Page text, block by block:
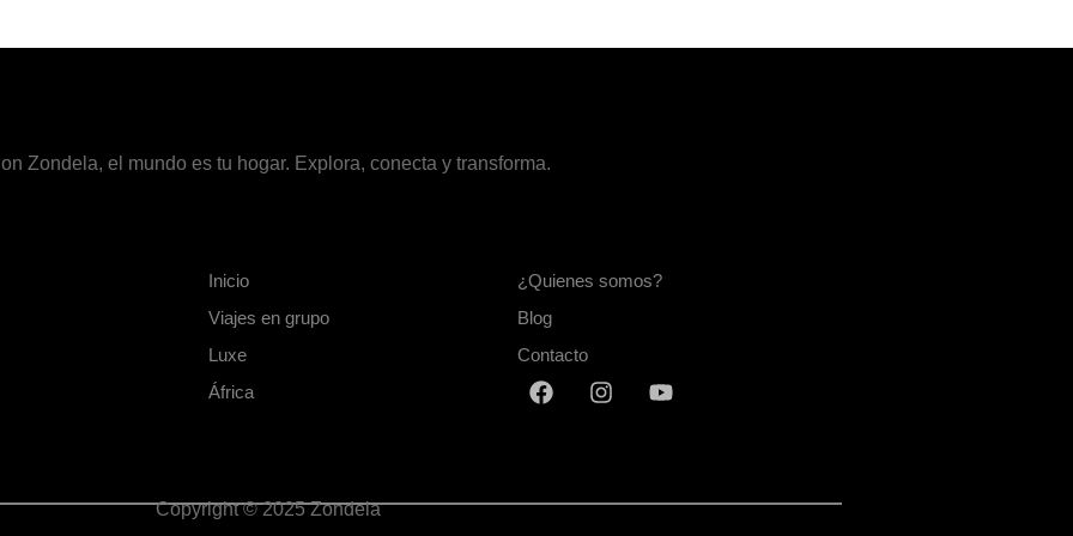
Zondela, el mundo es tu hogar. Explora, conecta y transforma.
Inicio
Viajes en grupo
Luxe
África
¿Quienes somos?
Blog
Contacto
Copyright © 2025 Zondela